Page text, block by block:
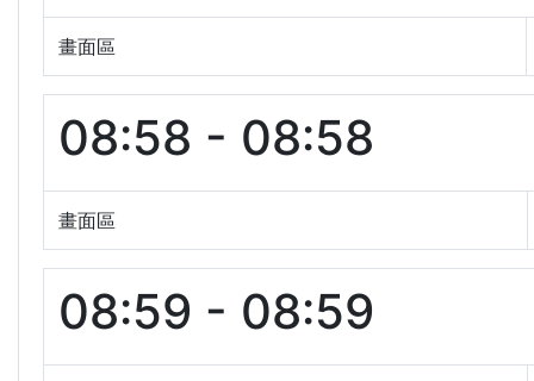
畫面區
08:58 - 08:58
畫面區
08:59 - 08:59